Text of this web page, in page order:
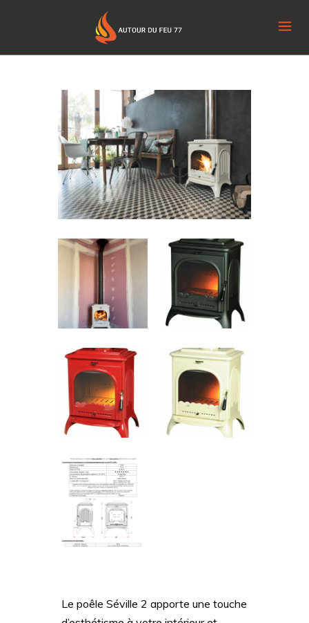
Le poêle Séville 2 apporte une touche